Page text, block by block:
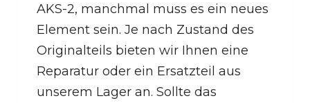
AKS-2, manchmal muss es ein neues
Element sein. Je nach Zustand des
Originalteils bieten wir Ihnen eine
Reparatur oder ein Ersatzteil aus
unserem Lager an. Sollte das